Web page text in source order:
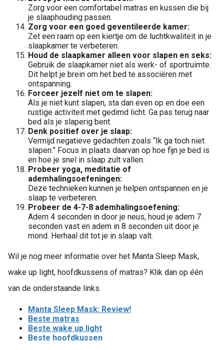
Zorg voor een comfortabel matras en kussen die bij
je slaaphouding passen.
Zorg voor een goed geventileerde kamer:
Zet een raam op een kiertje om de luchtkwaliteit in je
slaapkamer te verbeteren.
Houd de slaapkamer alleen voor slapen en seks:
Gebruik de slaapkamer niet als werk- of sportruimte.
Dit helpt je brein om het bed te associëren met
ontspanning.
Forceer jezelf niet om te slapen:
Als je niet kunt slapen, sta dan even op en doe een
rustige activiteit met gedimd licht. Ga pas terug naar
bed als je slaperig bent.
Denk positief over je slaap:
Vermijd negatieve gedachten zoals “Ik ga toch niet
slapen.” Focus in plaats daarvan op hoe fijn je bed is
en hoe je snel in slaap zult vallen.
Probeer yoga, meditatie of
ademhalingsoefeningen:
Deze technieken kunnen je helpen ontspannen en je
slaap te verbeteren.
Probeer de 4-7-8 ademhalingsoefening:
Adem 4 seconden in door je neus, houd je adem 7
seconden vast en adem in 8 seconden uit door je
mond. Herhaal dit tot je in slaap valt.
Wil je nog meer informatie over het Manta Sleep Mask,
wake up light, hoofdkussens of matras? Klik dan op één
van de onderstaande links.
Manta Sleep Mask: Review!
Beste matras
Beste wake up light
Beste hoofdkussen